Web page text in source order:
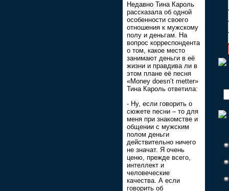
Недавно Тина Кароль
рассказала об одной
особенности своего
отношения к мужскому
полу и деньгам. На
вопрос корреспондента
о том, какое место
занимают деньги в её
жизни и правдива ли в
этом плане её песня
«Money doesn’t metter»
Тина Кароль ответила:
- Ну, если говорить о
сюжете песни – то для
меня при знакомстве и
общении с мужским
полом деньги
действительно ничего
не значат. Я очень
ценю, прежде всего,
интеллект и
человеческие
качества. А если
говорить об